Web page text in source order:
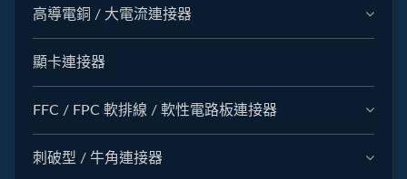
高導電銅 / 大電流連接器
顯卡連接器
FFC / FPC 軟排線 / 軟性電路板連接器
刺破型 / 牛角連接器